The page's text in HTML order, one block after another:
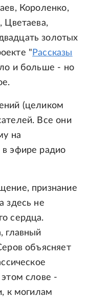
Короленко,
Цветаева,
золотых
" Рассказы
и больше - но
(целиком
Все они
на
эфире радио
признание
здесь не
сердца.
главный
объясняет
слове -
к могилам